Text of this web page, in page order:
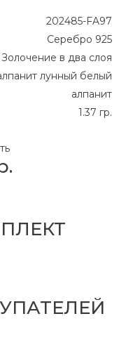
202485-FA97
Серебро 925
Золочение в два слоя
лунный белый
алпанит
1.37 гр.